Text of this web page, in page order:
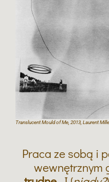
Translucent Mould of Me, 2013, Laurent
Praca ze sobą i
wewnętrznym